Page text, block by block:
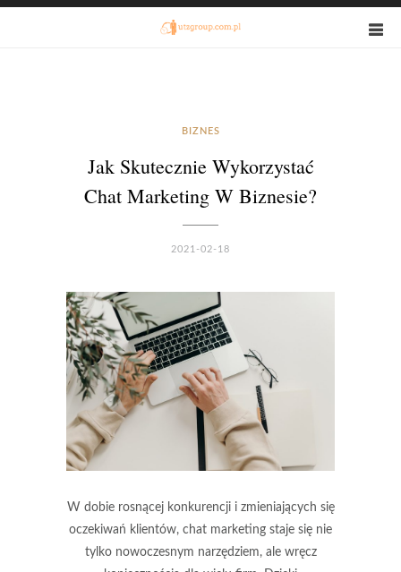
BIZNES
Jak Skutecznie Wykorzystać
Chat Marketing W Biznesie?
2021-02-18
W dobie rosnącej konkurencji i zmieniających się
oczekiwań klientów, chat marketing staje się nie
tylko nowoczesnym narzędziem, ale wręcz